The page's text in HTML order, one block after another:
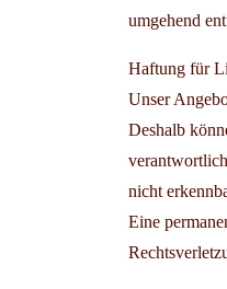
umgehend
Haftung für
Unser
Deshalb
nicht
Eine